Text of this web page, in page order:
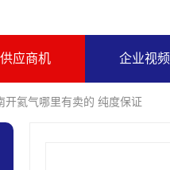
供应商机 企业视频
开氦气哪里有卖的 纯度保证